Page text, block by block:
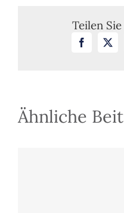
Komplikationen
Knieprothesen-
Teilen
Facebook
Ähnliche